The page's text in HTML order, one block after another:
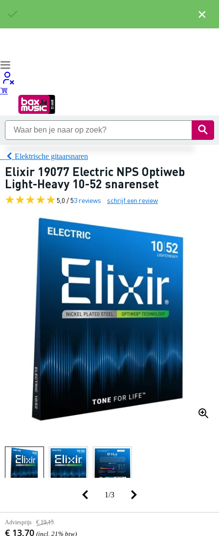
Elektrische gitaarsnaren
Elixir 19077 Electric NPS Optiweb
Light-Heavy 10-52 snarenset
5,0 / 53 reviews schrijf een review
1/3
Adviesprijs € 19,15
€ 13,70 (incl. 21% btw)
×